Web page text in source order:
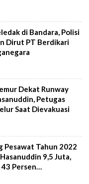
di Bandara, Polisi
Dirut PT Berdikari
Dekat Runway
Petugas
Saat Dievakuasi
Pesawat Tahun 2022
9,5 Juta,
Persen
2021